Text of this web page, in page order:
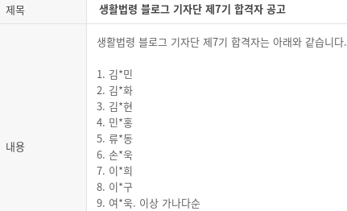
제목 생활법령 블로그 기자단 제7기 합격자 공고
내용
생활법령 블로그 기자단 제7기 합격자는 아래와 같습니다.
1. 김*민
2. 김*화
3. 김*현
4. 민*홍
5. 류*동
6. 손*욱
7. 이*희
8. 이*구
9. 여*욱. 이상 가나다순